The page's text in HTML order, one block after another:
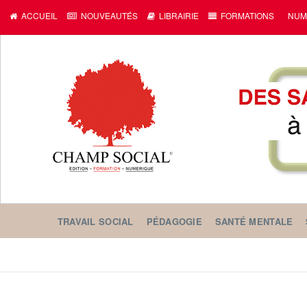
ACCUEIL NOUVEAUTÉS LIBRAIRIE FORMATIONS
TRAVAIL SOCIAL PÉDAGOGIE SANTÉ MENTALE